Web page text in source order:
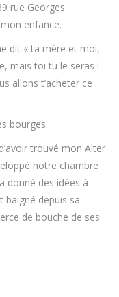
rue Georges
enfance.
dit « ta mère et moi,
mais toi tu le seras !
allons t’acheter ce
bourges.
trouvé mon Alter
notre chambre
donné des idées à
baigné depuis sa
de bouche de ses